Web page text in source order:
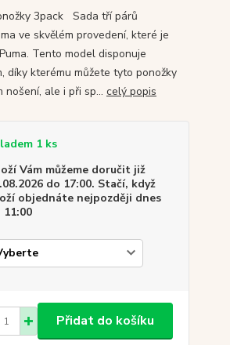
3pack Sada tří párů
ve skvělém provedení, které je
Tento model disponuje
díky kterému můžete tyto ponožky
nošení, ale i při sp... celý popis
1 ks
Vám můžeme doručit již
do 17:00. Stačí, když
objednáte nejpozději dnes
11:00
Přidat do košíku